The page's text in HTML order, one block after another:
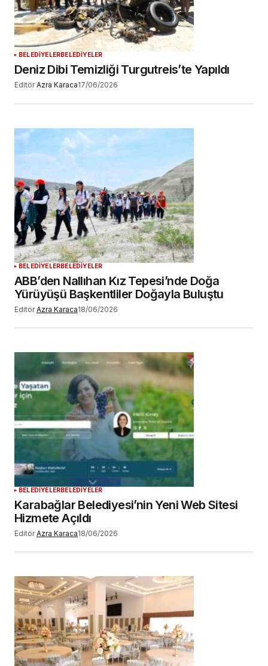
YORUM GÖNDER
BELEDİYELERBELEDİYELER
Deniz Dibi Temizliği Turgutreis’te Yapıldı
Editör Azra Karaca17/06/2026
BELEDİYELERBELEDİYELER
ABB’den Nallıhan Kız Tepesi’nde Doğa
Yürüyüşü Başkentliler Doğayla Buluştu
Editör Azra Karaca18/06/2026
BELEDİYELERBELEDİYELER
Karabağlar Belediyesi’nin Yeni Web Sitesi
Hizmete Açıldı
Editör Azra Karaca18/06/2026